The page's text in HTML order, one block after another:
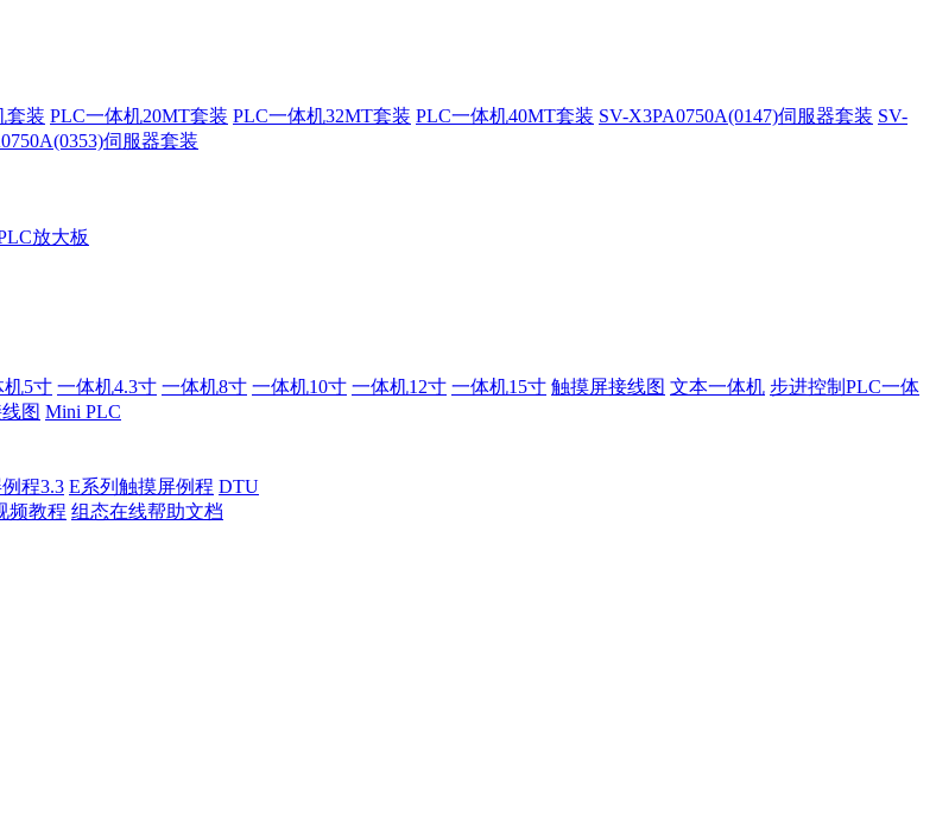
套装 PLC一体机20MT套装 PLC一体机32MT套装 PLC一体机40MT套装 SV-X3PA0750A(0147)伺服器套装 SV-
伺服器套装
放大板
机5寸 一体机4.3寸 一体机8寸 一体机10寸 一体机12寸 一体机15寸 触摸屏接线图 文本一体机 步进控制PLC一体
图 Mini PLC
程3.3 E系列触摸屏例程 DTU
频教程 组态在线帮助文档